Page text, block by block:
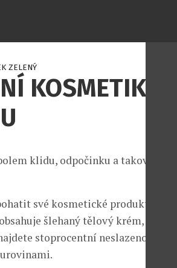
ZELENÝ
KOSMETIKA S
klidu, odpočinku a takového
své kosmetické produkty. Tak
šlehaný tělový krém, šlehaný
stoprocentní neslazenou